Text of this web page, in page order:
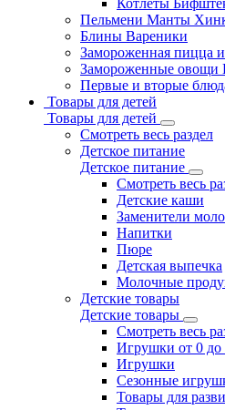
Котлеты
Пельмени Манты
Блины Вареники
Замороженная пицца и
Замороженные овощи
Первые и вторые
Товары для детей
Товары для детей
Смотреть весь раздел
Детское питание
Детское питание
Смотреть весь
Детские каши
Заменители
Напитки
Пюре
Детская выпечка
Молочные
Детские товары
Детские товары
Смотреть весь
Игрушки от 0 до
Игрушки
Сезонные
Товары для